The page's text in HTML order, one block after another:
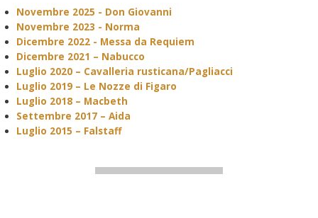
Novembre 2025 - Don Giovanni
Novembre 2023 - Norma
Dicembre 2022 - Messa da Requiem
Dicembre 2021 – Nabucco
Luglio 2020 – Cavalleria rusticana/Pagliacci
Luglio 2019 – Le Nozze di Figaro
Luglio 2018 – Macbeth
Settembre 2017 – Aida
Luglio 2015 – Falstaff